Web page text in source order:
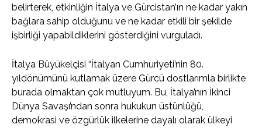
belirterek, etkinliğin İtalya ve Gürcistan’ın ne kadar yakın
bağlara sahip olduğunu ve ne kadar etkili bir şekilde
işbirliği yapabildiklerini gösterdiğini vurguladı.
İtalya Büyükelçisi “İtalyan Cumhuriyeti’nin 80.
yıldönümünü kutlamak üzere Gürcü dostlarımla birlikte
burada olmaktan çok mutluyum. Bu, İtalya’nın İkinci
Dünya Savaşı’ndan sonra hukukun üstünlüğü,
demokrasi ve özgürlük ilkelerine dayalı olarak ülkeyi